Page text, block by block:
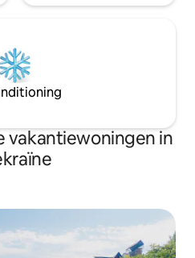
vakantiewoningen in